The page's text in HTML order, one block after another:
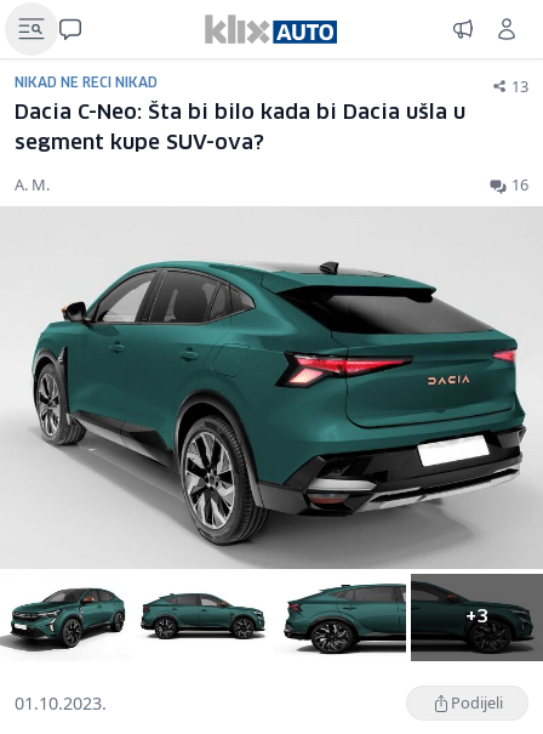
NIKAD NE RECI NIKAD 13
Dacia C-Neo: Šta bi bilo kada bi Dacia ušla u
segment kupe SUV-ova?
A. M. 16
+3
01.10.2023. Podijeli